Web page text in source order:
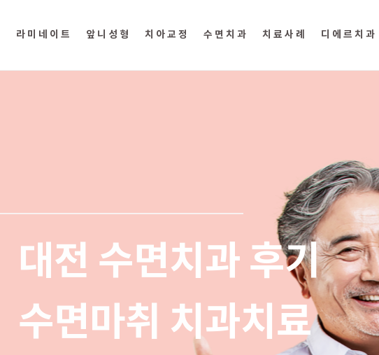
라미네이트 앞니성형 치아교정 수면치과 치료사례 디에르치과
대전 수면치과 후기
수면마취 치과치료